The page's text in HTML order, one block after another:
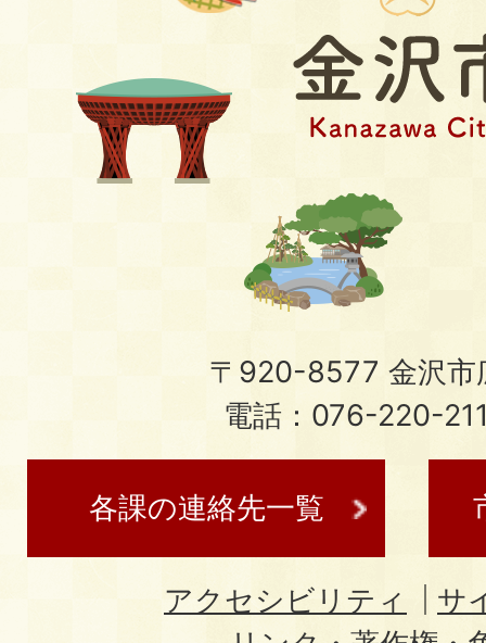
〒920-8577 金沢市
電話：076-220-
各課の連絡先一覧
アクセシビリティ
サ